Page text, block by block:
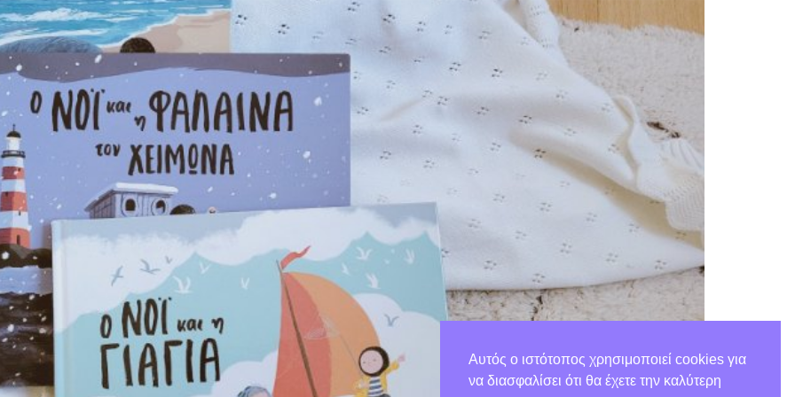
Αυτός ο ιστότοπος χρησιμοποιεί cookies για
να διασφαλίσει ότι θα έχετε την καλύτερη